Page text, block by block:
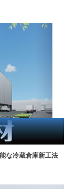
な冷蔵倉庫新工法